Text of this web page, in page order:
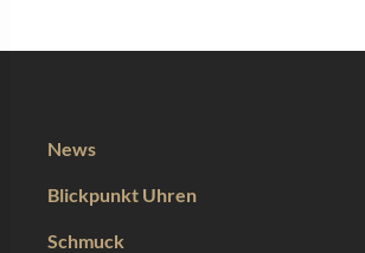
News
Blickpunkt Uhren
Schmuck